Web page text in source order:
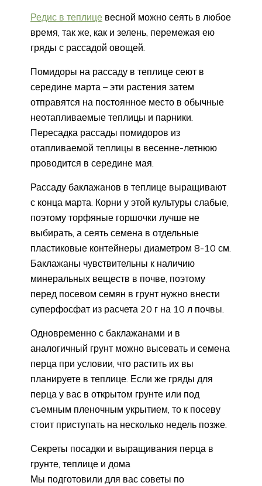
Редис в теплице весной можно сеять в любое
время, так же, как и зелень, перемежая ею
гряды с рассадой овощей.
Помидоры на рассаду в теплице сеют в
середине марта – эти растения затем
отправятся на постоянное место в обычные
неотапливаемые теплицы и парники.
Пересадка рассады помидоров из
отапливаемой теплицы в весенне-летнюю
проводится в середине мая.
Рассаду баклажанов в теплице выращивают
с конца марта. Корни у этой культуры слабые,
поэтому торфяные горшочки лучше не
выбирать, а сеять семена в отдельные
пластиковые контейнеры диаметром 8-10 см.
Баклажаны чувствительны к наличию
минеральных веществ в почве, поэтому
перед посевом семян в грунт нужно внести
суперфосфат из расчета 20 г на 10 л почвы.
Одновременно с баклажанами и в
аналогичный грунт можно высевать и семена
перца при условии, что растить их вы
планируете в теплице. Если же гряды для
перца у вас в открытом грунте или под
съемным пленочным укрытием, то к посеву
стоит приступать на несколько недель позже.
Секреты посадки и выращивания перца в
грунте, теплице и дома
Мы подготовили для вас советы по